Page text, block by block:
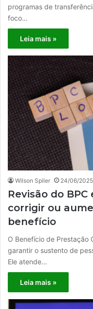
programas de
foco…
Leia mais »
Wilson Spiler 24/06/2025
Revisão do
corrigir ou
benefício
O Benefício de Prestação
garantir o sustento de
Ele atende…
Leia mais »